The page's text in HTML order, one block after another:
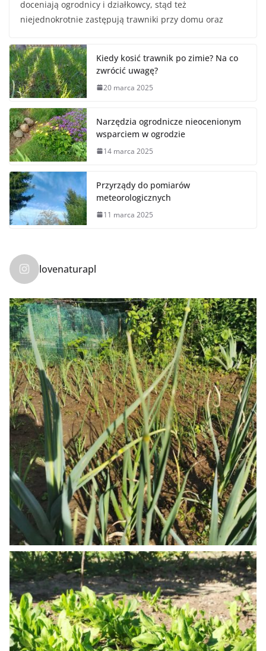
doceniają ogrodnicy i działkowcy, stąd też
niejednokrotnie zastępują trawniki przy domu oraz
Kiedy kosić trawnik po zimie? Na co
zwrócić uwagę?
20 marca 2025
Narzędzia ogrodnicze nieocenionym
wsparciem w ogrodzie
14 marca 2025
Przyrządy do pomiarów
meteorologicznych
11 marca 2025
lovenaturapl